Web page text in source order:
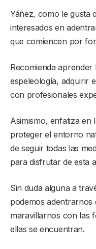
Yáñez, como le gusta
interesados en
que comiencen por
Recomienda aprender
espeleología, adquirir
con profesionales
Asimismo, enfatiza en
proteger el entorno
de seguir todas las
para disfrutar de esta
Sin duda alguna a
podemos
maravillarnos con las
ellas se encuentran.